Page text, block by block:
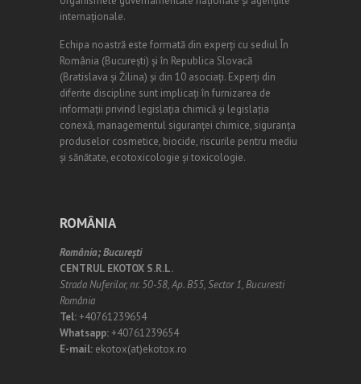
internaționale.
Echipa noastră este formată din experți cu sediul În
România (Bucureşti) și în Republica Slovacă
(Bratislava și Žilina) și din 10 asociați. Experți din
diferite discipline sunt implicați în furnizarea de
informații privind legislația chimică și legislația
conexă, managementul siguranței chimice, siguranța
produselor cosmetice, biocide, riscurile pentru mediu
și sănătate, ecotoxicologie și toxicologie.
ROMÂNIA
România;Bucureşti
CENTRUL EKOTOX S.R.L.
Strada Nuferilor, nr. 50-58, Ap. B55, Sector 1, Bucuresti
România
Tel:+40761239654
Whatsapp:+40761239654
E-mail: ekotox(at)ekotox.ro